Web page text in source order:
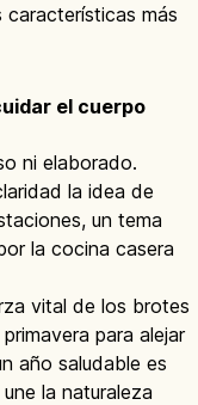
características más
el cuerpo
ni elaborado.
la idea de
un tema
la cocina casera
vital de los brotes
para alejar
año saludable es
la naturaleza